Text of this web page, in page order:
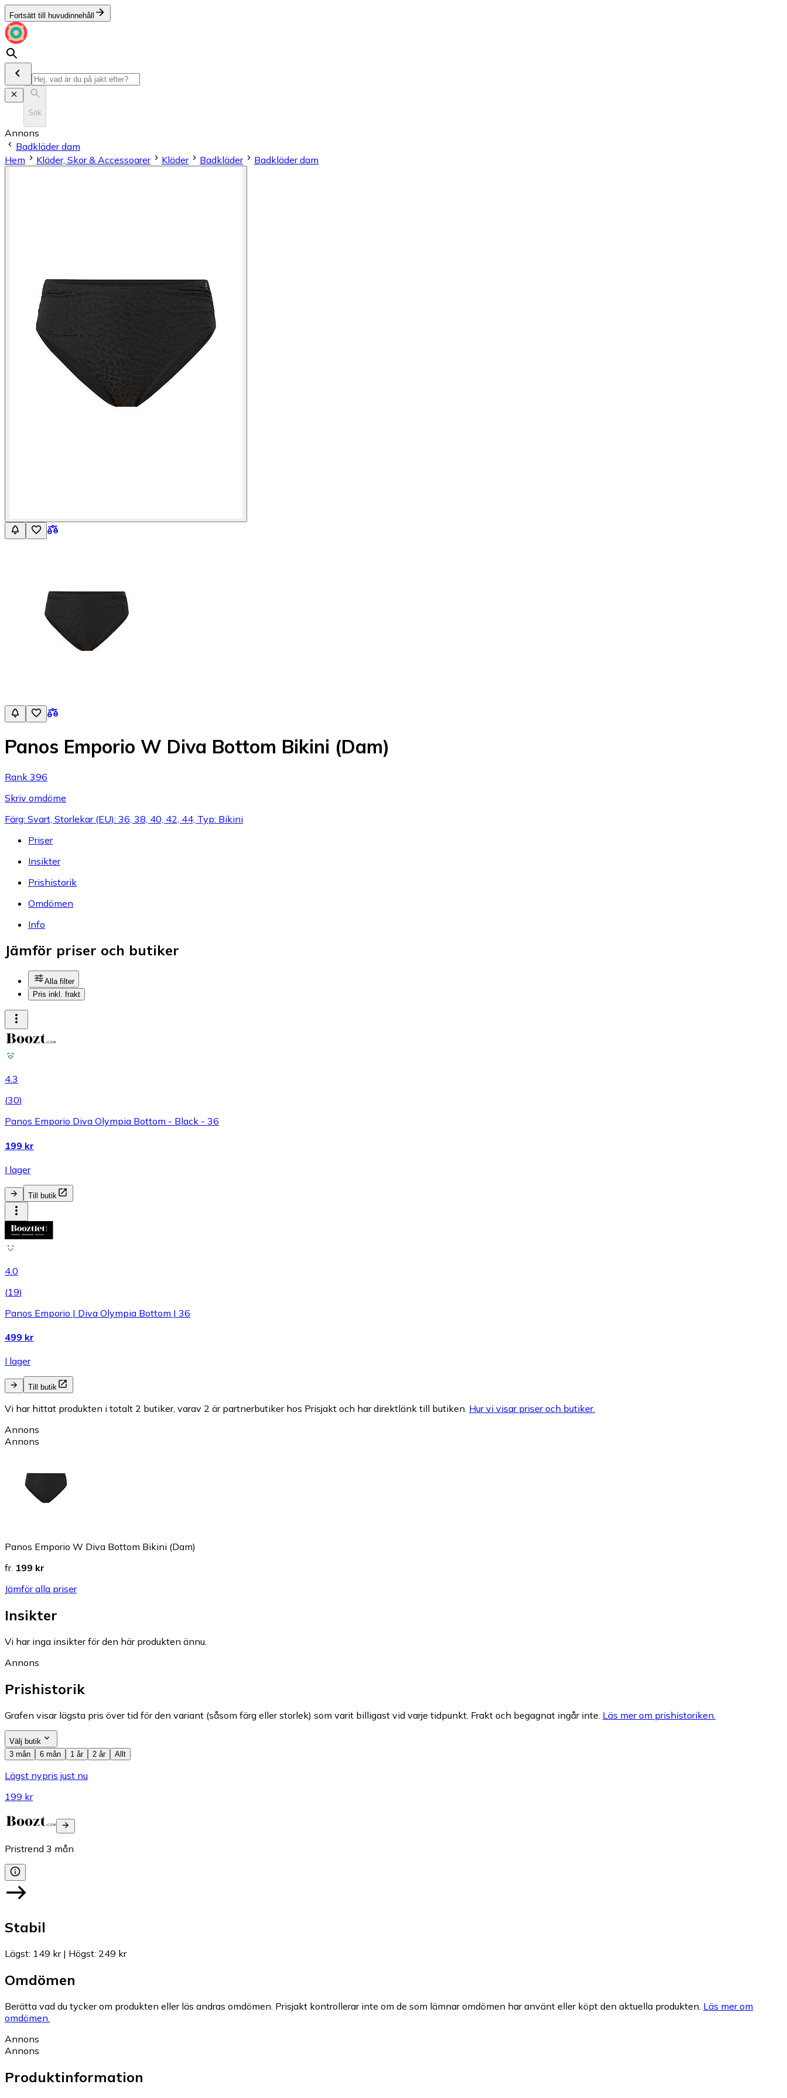
Fortsätt till huvudinnehåll
Sök
Annons
Badkläder dam
Hem
Kläder, Skor & Accessoarer Kläder Badkläder Badkläder dam
Panos Emporio W Diva Bottom Bikini (Dam)
Rank 396
Skriv omdöme
Färg: Svart, Storlekar (EU): 36, 38, 40, 42, 44, Typ: Bikini
Priser
Insikter
Prishistorik
Omdömen
Info
Jämför priser och butiker
Alla filter
Pris inkl. frakt
4.3
(30)
Panos Emporio Diva Olympia Bottom - Black - 36
199 kr
I lager
Till butik
4.0
(19)
Panos Emporio | Diva Olympia Bottom | 36
499 kr
I lager
Till butik
Vi har hittat produkten i totalt 2 butiker, varav 2 är partnerbutiker hos Prisjakt och har direktlänk till butiken. Hur vi visar priser och butiker.
Annons
Annons
Panos Emporio W Diva Bottom Bikini (Dam)
fr. 199 kr
Jämför alla priser
Insikter
Vi har inga insikter för den här produkten ännu.
Annons
Prishistorik
Grafen visar lägsta pris över tid för den variant (såsom färg eller storlek) som varit billigast vid varje tidpunkt. Frakt och begagnat ingår inte. Läs mer om prishistoriken.
Välj butik
3 mån
6 mån 1 år 2 år Allt
Lägst nypris just nu
199 kr
Pristrend 3 mån
Stabil
Lägst: 149 kr| Högst: 249 kr
Omdömen
Berätta vad du tycker om produkten eller läs andras omdömen. Prisjakt kontrollerar inte om de som lämnar omdömen har använt eller köpt den aktuella produkten. Läs mer om
omdömen.
Annons
Annons
Produktinformation